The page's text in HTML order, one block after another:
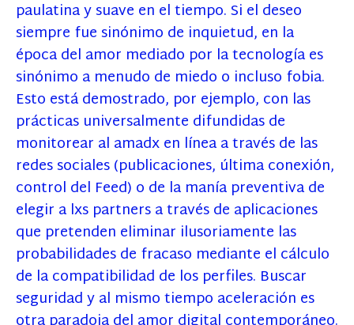
paulatina y suave en el tiempo. Si el deseo
siempre fue sinónimo de inquietud, en la
época del amor mediado por la tecnología es
sinónimo a menudo de miedo o incluso fobia.
Esto está demostrado, por ejemplo, con las
prácticas universalmente difundidas de
monitorear al amadx en línea a través de las
redes sociales (publicaciones, última conexión,
control del Feed) o de la manía preventiva de
elegir a lxs partners a través de aplicaciones
que pretenden eliminar ilusoriamente las
probabilidades de fracaso mediante el cálculo
de la compatibilidad de los perfiles. Buscar
seguridad y al mismo tiempo aceleración es